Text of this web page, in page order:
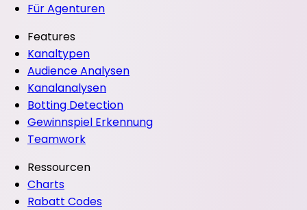
Für Agenturen
Features
Kanaltypen
Audience Analysen
Kanalanalysen
Botting Detection
Gewinnspiel Erkennung
Teamwork
Ressourcen
Charts
Rabatt Codes